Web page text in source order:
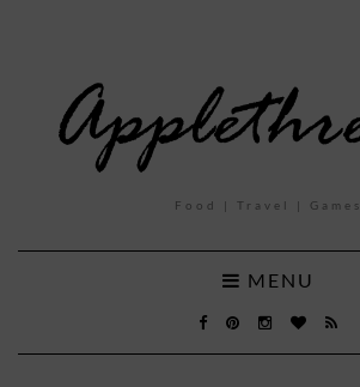
Food | Travel | Games
MENU